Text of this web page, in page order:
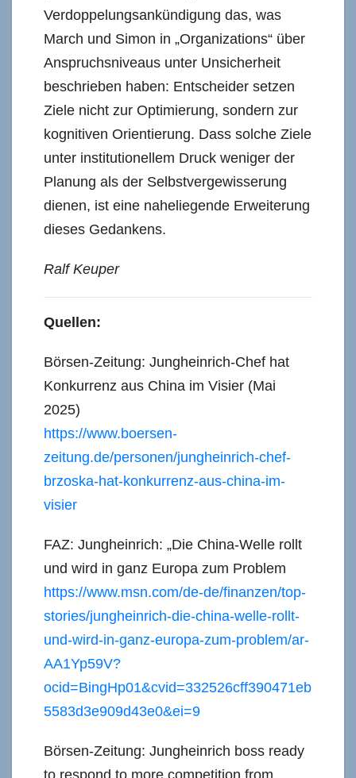
Verdoppelungsankündigung das, was
March und Simon in „Organizations“ über
Anspruchsniveaus unter Unsicherheit
beschrieben haben: Entscheider setzen
Ziele nicht zur Optimierung, sondern zur
kognitiven Orientierung. Dass solche Ziele
unter institutionellem Druck weniger der
Planung als der Selbstvergewisserung
dienen, ist eine naheliegende Erweiterung
dieses Gedankens.
Ralf Keuper
Quellen:
Börsen-Zeitung: Jungheinrich-Chef hat
Konkurrenz aus China im Visier (Mai
2025)
https://www.boersen-
zeitung.de/personen/jungheinrich-chef-
brzoska-hat-konkurrenz-aus-china-im-
visier
FAZ: Jungheinrich: „Die China-Welle rollt
und wird in ganz Europa zum Problem
https://www.msn.com/de-de/finanzen/top-
stories/jungheinrich-die-china-welle-rollt-
und-wird-in-ganz-europa-zum-problem/ar-
AA1Yp59V?
ocid=BingHp01&cvid=332526cff390471eb
5583d3e909d43e0&ei=9
Börsen-Zeitung: Jungheinrich boss ready
to respond to more competition from